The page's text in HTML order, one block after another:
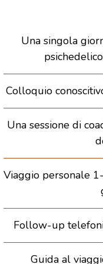
Una singola
Colloquio
Una sessione di
Viaggio personale
Follow-up
Guida al